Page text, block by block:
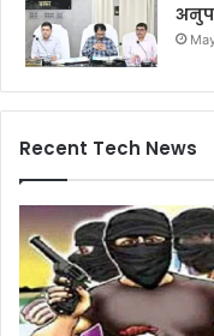
Recent Tech News